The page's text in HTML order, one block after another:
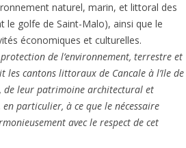
naturel, marin, et littoral des
le golfe de Saint-Malo), ainsi que le
économiques et culturelles.
de l’environnement, terrestre et
les cantons littoraux de Cancale à l’Ile de
de leur patrimoine architectural et
en particulier, à ce que le nécessaire
avec le respect de cet